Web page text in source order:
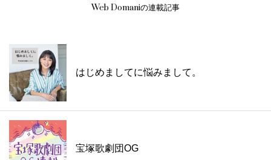
Web Domaniの連載記事
はじめましてに悩みまして。
宝塚歌劇団OG